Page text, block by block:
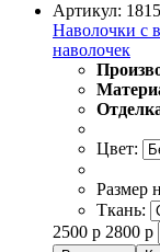
Артикул:
Наволочки с
наволочек
Цвет:
Размер
Ткань:
2500 р 2800 р